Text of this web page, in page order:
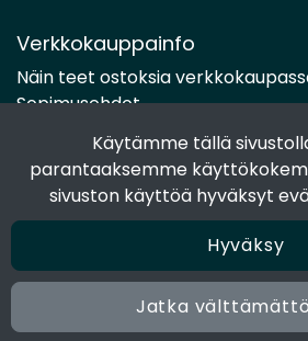
Käytämme tällä
parantaaksemme
sivuston käyttöä hyväksyt
Hyväksy
Jatka
Verkkokauppainfo
Näin teet ostoksia
Sopimusehdot
Toimitustavat
Maksutavat
Tietosuojaseloste
Seuraa sosiaalisessa
Facebook